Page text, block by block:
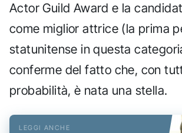
Actor Guild Award e la
come miglior attrice (la prima
statunitense in questa
conferme del fatto che, con
probabilità, è nata una stella.